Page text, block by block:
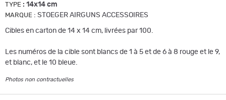
TYPE : 14x14 cm
MARQUE : STOEGER AIRGUNS ACCESSOIRES
Cibles en carton de 14 x 14 cm, livrées par 100.
Les numéros de la cible sont blancs de 1 à 5 et de 6 à 8 rouge et le 9,
et blanc, et le 10 bleue.
Photos non contractuelles